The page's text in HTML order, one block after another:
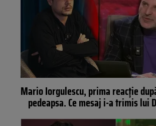
Mario Iorgulescu, prima reacție
pedeapsa. Ce mesaj i-a trimis lui